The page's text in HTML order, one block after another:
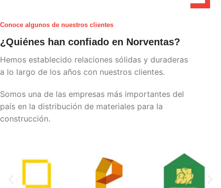
Conoce algunos de nuestros clientes
¿Quiénes han confiado en Norventas?
Hemos establecido relaciones sólidas y duraderas
a lo largo de los años con nuestros clientes.
Somos una de las empresas más importantes del
país en la distribución de materiales para la
construcción.